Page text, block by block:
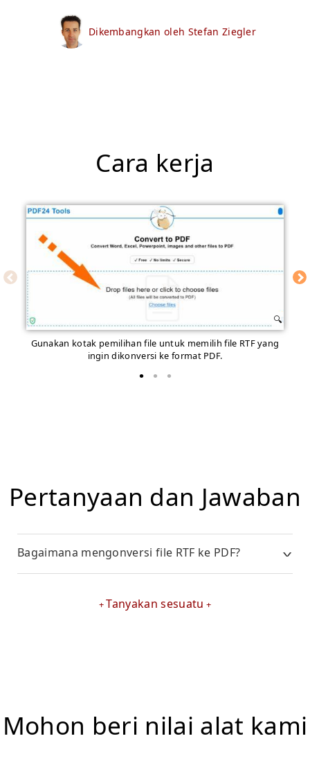
Dikembangkan oleh Stefan Ziegler
Cara kerja
Gunakan kotak pemilihan file untuk memilih file RTF yang
ingin dikonversi ke format PDF.
Pertanyaan dan Jawaban
Bagaimana mengonversi file RTF ke PDF?
Tanyakan sesuatu
Mohon beri nilai alat kami